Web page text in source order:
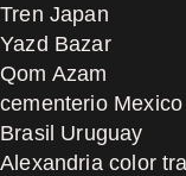
Tren Japan
Yazd Bazar
Qom Azam
cementerio Mexico
Brasil Uruguay
Alexandria color